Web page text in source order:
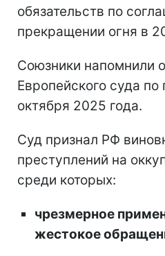
обязательств по
прекращении огня в
Союзники напомнили
Европейского суда
октября 2025 года.
Суд признал РФ
преступлений на
среди которых:
чрезмерное
жестокое